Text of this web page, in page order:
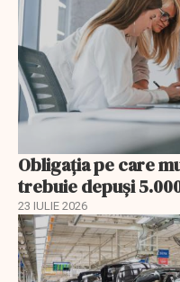
Obligația pe care
trebuie depuși
23 IULIE 2026